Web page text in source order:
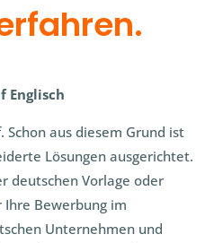
Englisch
aus diesem Grund ist
Lösungen ausgerichtet.
deutschen Vorlage oder
Ihre Bewerbung im
Unternehmen und